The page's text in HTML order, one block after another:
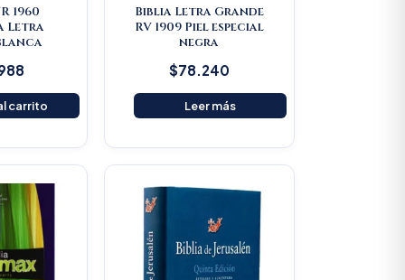
1960
Letra
carrito
Biblia Letra Grande
RV 1909 Piel especial
negra
$78.240
Leer más